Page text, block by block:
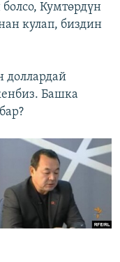
Кумтөрдүн
кулап, биздин
доллардай
Башка